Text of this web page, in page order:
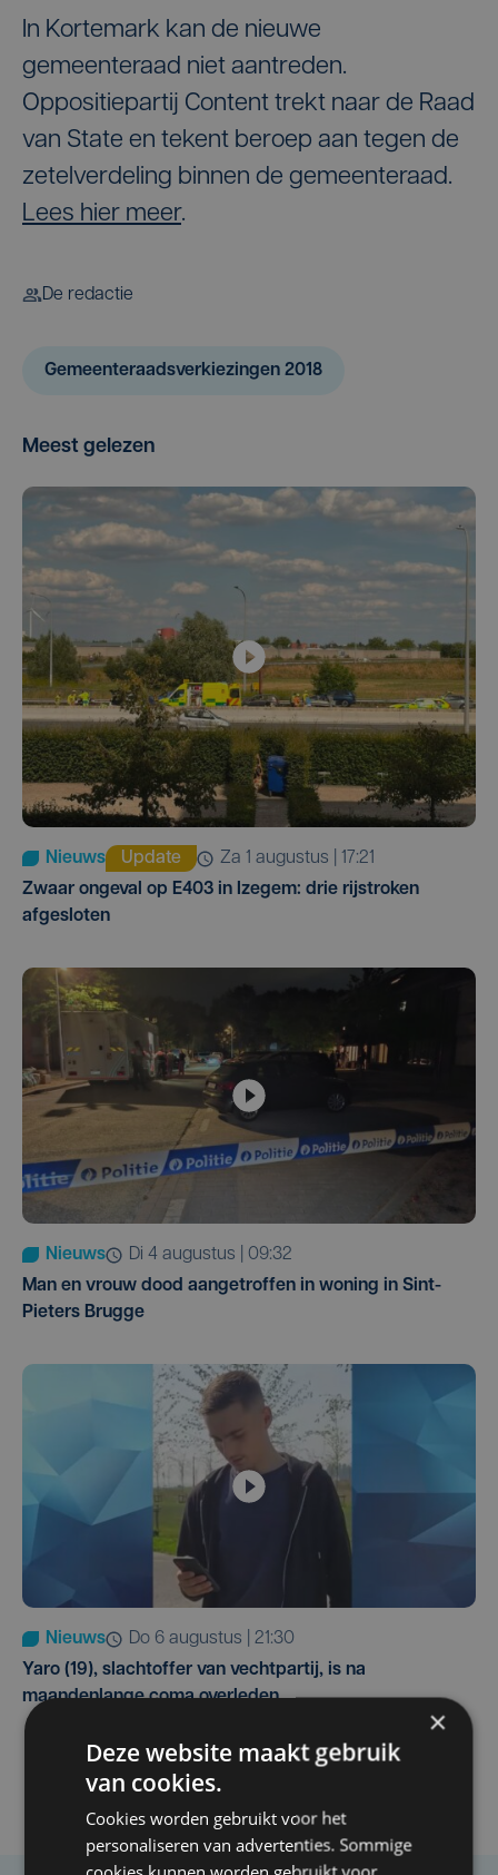
In Kortemark kan de nieuwe
gemeenteraad niet aantreden.
Oppositiepartij Content trekt naar de Raad
van State en tekent beroep aan tegen de
zetelverdeling binnen de gemeenteraad.
Lees hier meer.
De redactie
Gemeenteraadsverkiezingen 2018
Meest gelezen
Nieuws Update
za 1 augustus | 17:21
Zwaar ongeval op E403 in Izegem: drie rijstroken
afgesloten
Nieuws
di 4 augustus | 09:32
Man en vrouw dood aangetroffen in woning in Sint-
Pieters Brugge
Nieuws
do 6 augustus | 21:30
Yaro (19), slachtoffer van vechtpartij, is na
maandenlange coma overleden
×
Deze website maakt gebruik
van cookies.
Cookies worden gebruikt voor het
personaliseren van advertenties. Sommige
cookies kunnen worden gebruikt voor